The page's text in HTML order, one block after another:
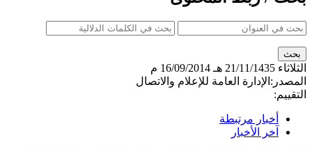
الثلاثاء 21/11/1435 هـ
16/09/2014 م
المصدر: الإدارة العامة للإعلام والاتصال
التقييم:
أخبار مرتبطة
آخر الأخبار